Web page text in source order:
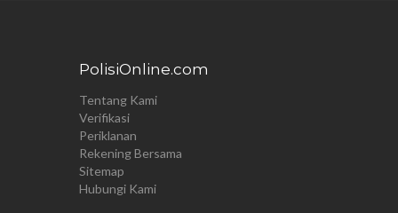
PolisiOnline.com
Tentang Kami
Verifikasi
Periklanan
Rekening Bersama
Sitemap
Hubungi Kami